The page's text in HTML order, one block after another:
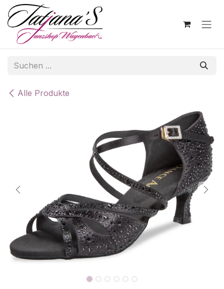
Zum Inhalt springen
Alle Produkte